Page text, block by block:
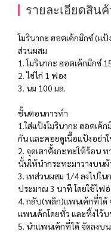
รายละเอียดสิน
โมรินากะ ฮอตเค้กมิกซ์ (แ
ส่วนผสม
1. โมรินากะ ฮอตเค้กมิกซ์
2. ไข่ไก่ 1 ฟอง
3. นม 100 มล.
ชั้นตอนการทำ
1.ใส่แป้งโมรินากะ ฮอตเค้ก
กัน และคอยดูเนื้อแป้งอย่า
2. จุดเตาตั้งกะทะให้ร้อน
นั้นให้นำกระทะมาวางบน
3. เทส่วนผสม 1/4 ลงไปใ
ประมาณ 3 นาที โดยใช้ไฟ
4. กลับ(พลิก)แพนเค้กที่ได้
แพนเค้กโดยทั่ว และทิ้งไว้
5. นำแพนเค้กที่ได้ จัดลงบ